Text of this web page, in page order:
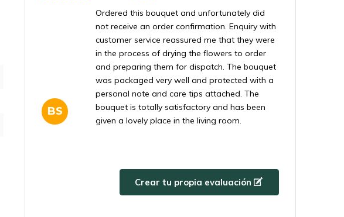
BS
Ordered this bouquet and unfortunately did
not receive an order confirmation. Enquiry with
customer service reassured me that they were
in the process of drying the flowers to order
and preparing them for dispatch. The bouquet
was packaged very well and protected with a
personal note and care tips attached. The
bouquet is totally satisfactory and has been
given a lovely place in the living room.
Flowers look perfect, nice vase with it.as
Crear tu propia evaluación